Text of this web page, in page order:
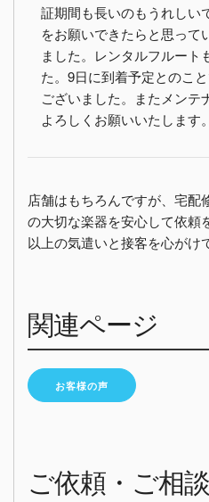
証期間も長いのもうれしい
をお願いできたらと思って
ました。レンタルフルート
た。9日に到着予定とのこ
ございました。またメンテ
よろしくお願いいたします。
店舗はもちろんですが、宅配
の大切な楽器を安心して依頼
以上の気遣いと接客を心がけ
関連ページ
お客様の声
ご依頼・ご相